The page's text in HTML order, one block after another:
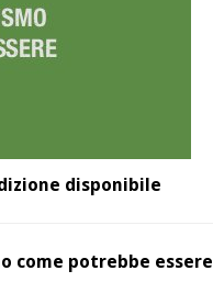
disponibile
come potrebbe essere